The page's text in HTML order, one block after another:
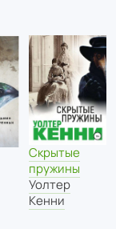
Скрытые
пружины
Уолтер
Кенни